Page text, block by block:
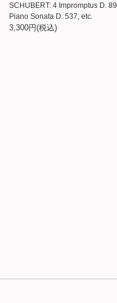
SCHUBERT: 4 Impromptus D.
Piano Sonata D. 537, etc.
3,300円(税込)